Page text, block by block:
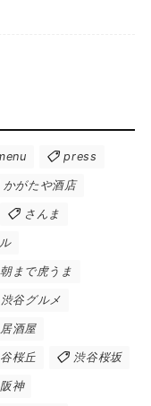
press
かがたや酒店
さんま
朝まで虎うま
渋谷グルメ
酒屋
桜丘 渋谷桜坂
神